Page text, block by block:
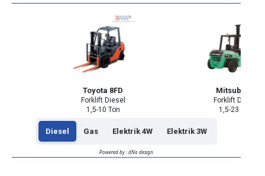
Toyota 8FD
Forklift Diesel
1,5-10 Ton
Mitsubishi
Forklift Diesel
1,5-23 Ton
Diesel Gas Elektrik 4W Elektrik 3W
Powered by : dNo design